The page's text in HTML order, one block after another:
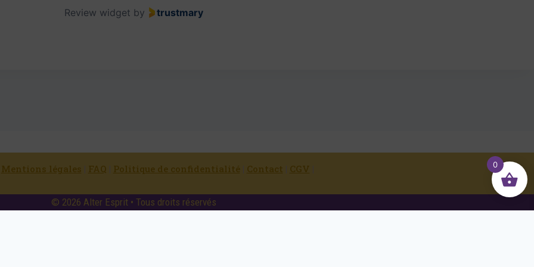
Review widget by trustmary
Mentions légales | FAQ | Politique de confidentialité | Contact | CGV |
© 2026 Alter Esprit • Tous droits réservés
0